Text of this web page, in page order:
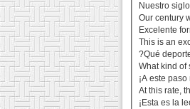
Nuestro
Our century
Excelente
This is an
?Qué
What kind of
¡A este
At this rate,
¡Esta es la